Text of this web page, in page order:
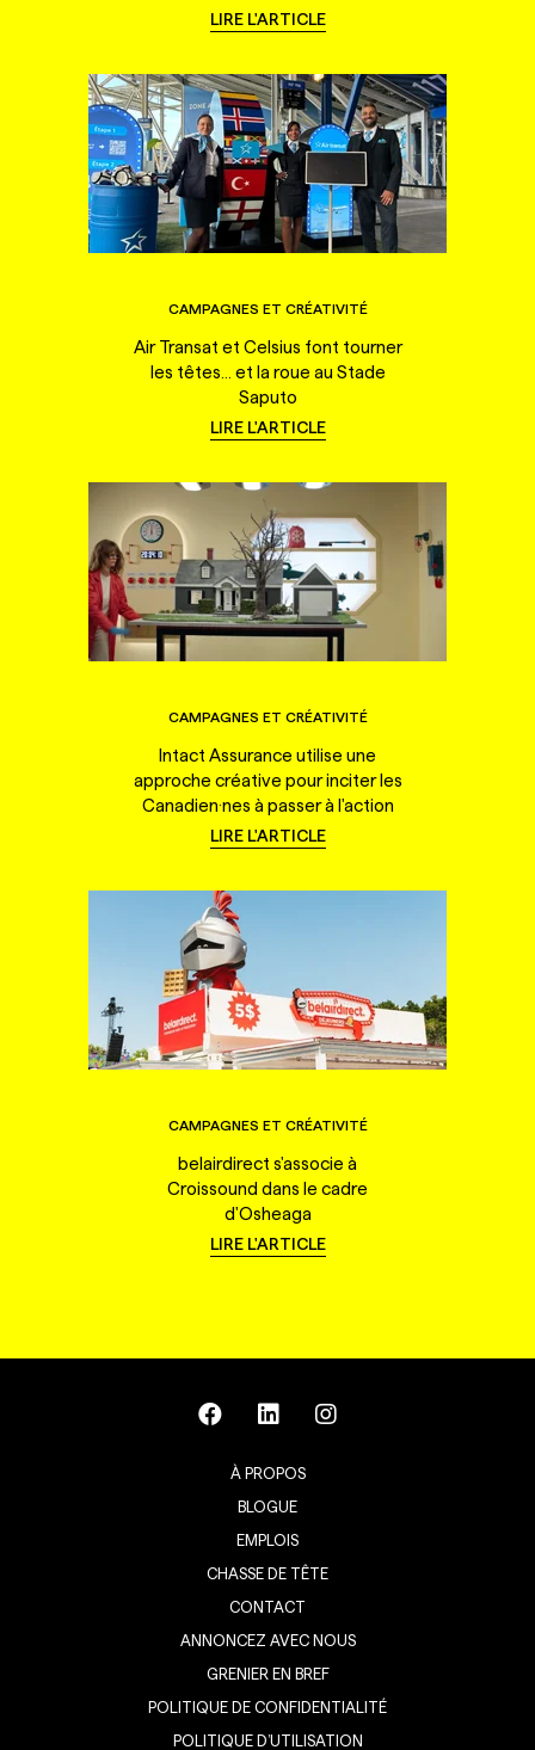
LIRE L'ARTICLE
CAMPAGNES ET CRÉATIVITÉ
Air Transat et Celsius font tourner
les têtes... et la roue au Stade
Saputo
LIRE L'ARTICLE
CAMPAGNES ET CRÉATIVITÉ
Intact Assurance utilise une
approche créative pour inciter les
Canadien·nes à passer à l'action
LIRE L'ARTICLE
CAMPAGNES ET CRÉATIVITÉ
belairdirect s'associe à
Croissound dans le cadre
d'Osheaga
LIRE L'ARTICLE
À PROPOS
BLOGUE
EMPLOIS
CHASSE DE TÊTE
CONTACT
ANNONCEZ AVEC NOUS
GRENIER EN BREF
POLITIQUE DE CONFIDENTIALITÉ
POLITIQUE D’UTILISATION